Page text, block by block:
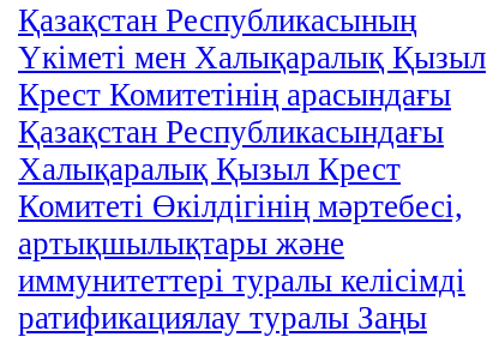
Қазақстан Республикасының
Үкіметі мен Халықаралық Қызыл
Крест Комитетінің арасындағы
Қазақстан Республикасындағы
Халықаралық Қызыл Крест
Комитеті Өкілдігінің мәртебесі,
артықшылықтары және
иммунитеттері туралы келісімді
ратификациялау туралы Заңы